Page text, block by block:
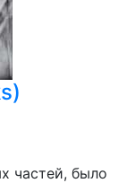
частей, было